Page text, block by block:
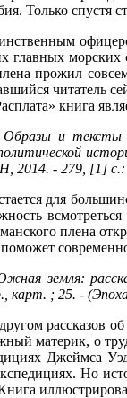
Только спустя
главных
прожил
читатель
книга
Образы и тексты /
политической
- 279, [1] с.:
для
плена
земля:
карт. ; 25. -
рассказов
материк, о
Джеймса
Но